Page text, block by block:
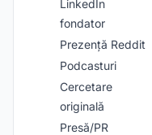
LinkedIn
fondator
Prezență Reddit
Podcasturi
Cercetare
originală
Presă/PR